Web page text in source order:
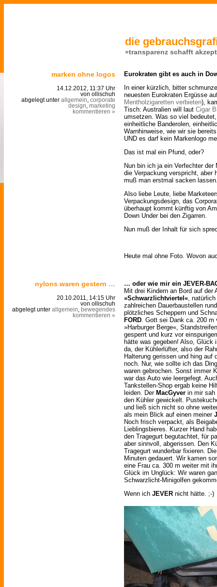
die
»transparenz schafft
marken ohne logos
14.12.2012, 11:37 Uhr
von ollischuh
abgelegt unter allgemein corporate
design marketing
kommentieren »
Eurokraten gibt es auch in
In einer kürzlich, bitter
neuesten Eurokraten Ergüsse
Mentholzigaretten verbieten),
Tisch: Australien will laut Cigar
umsetzen. Was so viel
einheitliche Banderolen,
Warnhinweise, wie wir sie
UND es darf kein Markenlogo
Das ist mal ein Pfund, oder?
Nun bin ich ja ein Verfechter
die Verpackung verspricht, aber
muß man erstmal sacken
Also liebe Leute, liebe
Verpackungsdesign, das
überhaupt kommt künftig von
Down Under bei den Zigarren.
Nun muß der Inhalt für sich
Heute mal ohne Foto. Wovon
nylons waren gestern …
20.10.2011, 14:15 Uhr
von ollischuh
abgelegt unter allgemein
bewegendes
kommentieren »
… oder wie mir ein JEVER-
Mit drei Kindern an Bord auf der
»Schwarzlichtviertel«,
zahlreichen Dauerbaustellen
plötzliches Scheppern und
FORD. Gott sei Dank ca. 200 m
»Harburger Berge«,
gesperrt und kurz vor
hätte was gegeben! Also, Glück
da, der Kühlerlüfter, also der
Halterung gerissen und hing auf
noch. Nur, wie sollte ich das
waren gebrochen. Sonst immer
war das Auto wie leergefegt.
Tankstellen-Shop ergab keine
leiden. Der MacGyver in mir sah
den Kühler gewickelt.
und ließ sich nicht so ohne
als mein Blick auf einen meiner
Noch frisch verpackt, als
Lieblingsbieres. Kurzer Hand
den Tragegurt begutachtet, für
aber sinnvoll, abgerissen. Den
Tragegurt wunderbar fixieren.
Minuten gedauert. Wir kamen
eine Frau ca. 300 m weiter mit
Glück im Unglück: Wir waren
Schwarzlicht-Minigolfen
Wenn ich JEVER nicht hätte. ;-)